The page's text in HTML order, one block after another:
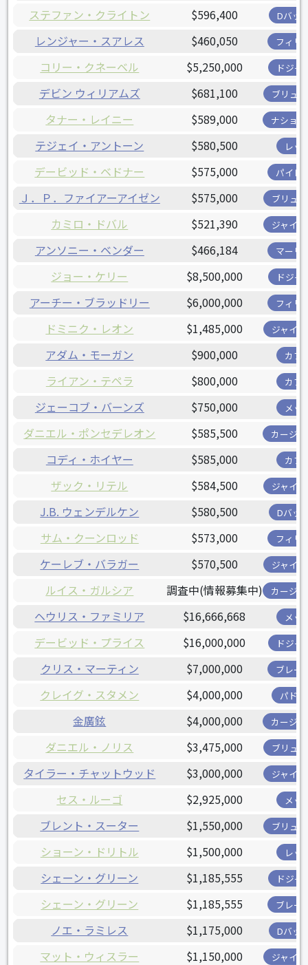
ステファン・クライトン $596,400 Dバッ
レンジャー・スアレス $460,050 フィリ
コリー・クネーベル $5,250,000 ドジャ
デビン ウィリアムズ $681,100 ブリュ
タナー・レイニー $589,000 ナショ
テジェイ・アントーン $580,500 レッ
デービッド・ベドナー $575,000 パイレ
Ｊ．Ｐ．ファイアーアイゼン $575,000 ブリュ
カミロ・ドバル $521,390 ジャイ
アンソニー・ベンダー $466,184 マーリ
ジョー・ケリー $8,500,000 ドジャ
アーチー・ブラッドリー $6,000,000 フィリ
ドミニク・レオン $1,485,000 ジャイ
アダム・モーガン $900,000 カブ
ライアン・テペラ $800,000 カブ
ジェーコブ・バーンズ $750,000 メッ
ダニエル・ポンセデレオン $585,500 カージ
コディ・ホイヤー $585,000 カブ
ザック・リテル $584,500 ジャイ
J.B. ウェンデルケン $580,500 Dバッ
サム・クーンロッド $573,000 フィリ
ケーレブ・バラガー $570,500 ジャイ
ルイス・ガルシア 調査中(情報募集中) カージ
ヘウリス・ファミリア $16,666,668 メッ
デービッド・プライス $16,000,000 ドジャ
クリス・マーティン $7,000,000 ブレー
クレイグ・スタメン $4,000,000 パド
金廣鉉 $4,000,000 カージ
ダニエル・ノリス $3,475,000 ブリュ
タイラー・チャットウッド $3,000,000 ジャイ
セス・ルーゴ $2,925,000 メッ
ブレント・スーター $1,550,000 ブリュ
ショーン・ドリトル $1,500,000 レッ
シェーン・グリーン $1,185,555 ドジャ
シェーン・グリーン $1,185,555 ブレー
ノエ・ラミレス $1,175,000 Dバッ
マット・ウィスラー $1,150,000 ジャイ